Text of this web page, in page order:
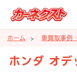
ホーム 車買取事例
ホンダ オデ